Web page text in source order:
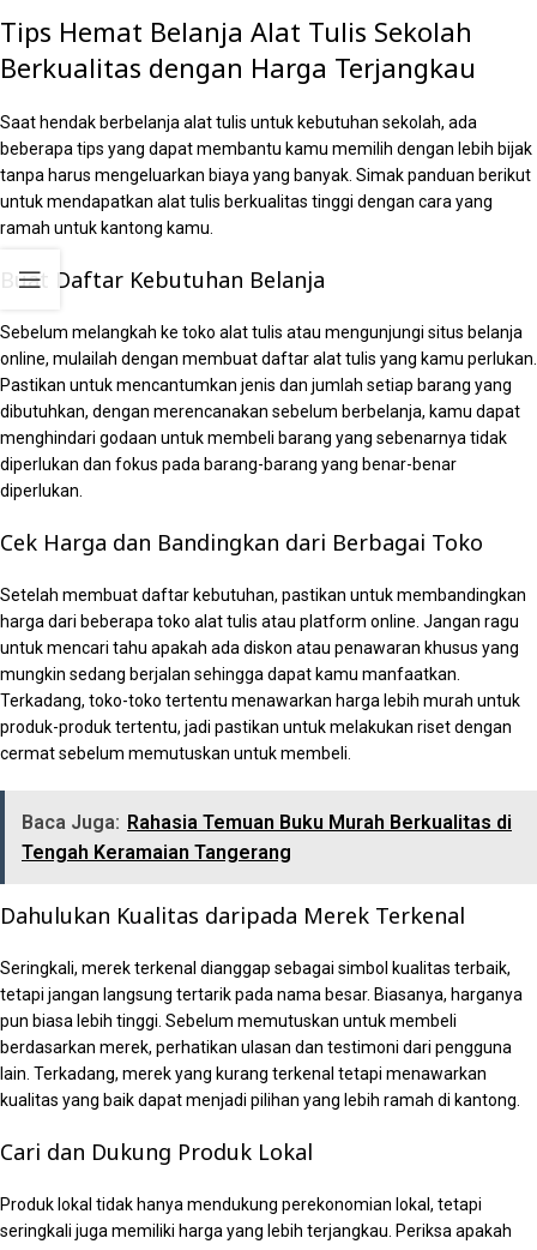
Tips Hemat Belanja Alat Tulis Sekolah
Berkualitas dengan Harga Terjangkau
Saat hendak berbelanja alat tulis untuk kebutuhan sekolah, ada
beberapa tips yang dapat membantu kamu memilih dengan lebih bijak
tanpa harus mengeluarkan biaya yang banyak. Simak panduan berikut
untuk mendapatkan alat tulis berkualitas tinggi dengan cara yang
ramah untuk kantong kamu.
Buat Daftar Kebutuhan Belanja
Sebelum melangkah ke toko alat tulis atau mengunjungi situs belanja
online, mulailah dengan membuat daftar alat tulis yang kamu perlukan.
Pastikan untuk mencantumkan jenis dan jumlah setiap barang yang
dibutuhkan, dengan merencanakan sebelum berbelanja, kamu dapat
menghindari godaan untuk membeli barang yang sebenarnya tidak
diperlukan dan fokus pada barang-barang yang benar-benar
diperlukan.
Cek Harga dan Bandingkan dari Berbagai Toko
Setelah membuat daftar kebutuhan, pastikan untuk membandingkan
harga dari beberapa toko alat tulis atau platform online. Jangan ragu
untuk mencari tahu apakah ada diskon atau penawaran khusus yang
mungkin sedang berjalan sehingga dapat kamu manfaatkan.
Terkadang, toko-toko tertentu menawarkan harga lebih murah untuk
produk-produk tertentu, jadi pastikan untuk melakukan riset dengan
cermat sebelum memutuskan untuk membeli.
Baca Juga: Rahasia Temuan Buku Murah Berkualitas di
Tengah Keramaian Tangerang
Dahulukan Kualitas daripada Merek Terkenal
Seringkali, merek terkenal dianggap sebagai simbol kualitas terbaik,
tetapi jangan langsung tertarik pada nama besar. Biasanya, harganya
pun biasa lebih tinggi. Sebelum memutuskan untuk membeli
berdasarkan merek, perhatikan ulasan dan testimoni dari pengguna
lain. Terkadang, merek yang kurang terkenal tetapi menawarkan
kualitas yang baik dapat menjadi pilihan yang lebih ramah di kantong.
Cari dan Dukung Produk Lokal
Produk lokal tidak hanya mendukung perekonomian lokal, tetapi
seringkali juga memiliki harga yang lebih terjangkau. Periksa apakah